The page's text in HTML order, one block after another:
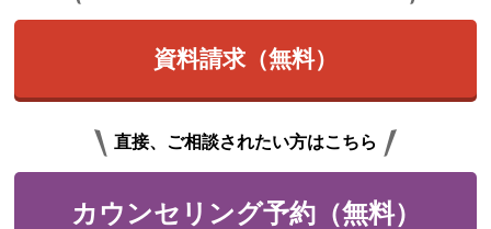
資料請求（無料）
直接、ご相談されたい方はこちら
カウンセリング予約（無料）